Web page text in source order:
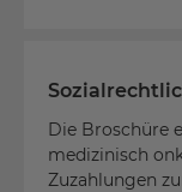
Die Broschüre
medizinisch
Zuzahlungen